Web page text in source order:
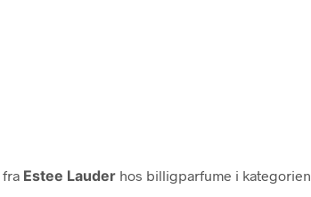
fra Estee Lauder hos billigparfume i kategorien